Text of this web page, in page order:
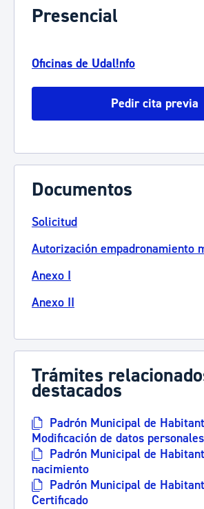
Presencial
Oficinas de Udal!nfo
Pedir cita previa
Documentos
Solicitud
Autorización empadronamiento
Anexo I
Anexo II
Trámites
destacados
Padrón Municipal de
Modificación de datos personales
Padrón Municipal de
nacimiento
Padrón Municipal de
Certificado